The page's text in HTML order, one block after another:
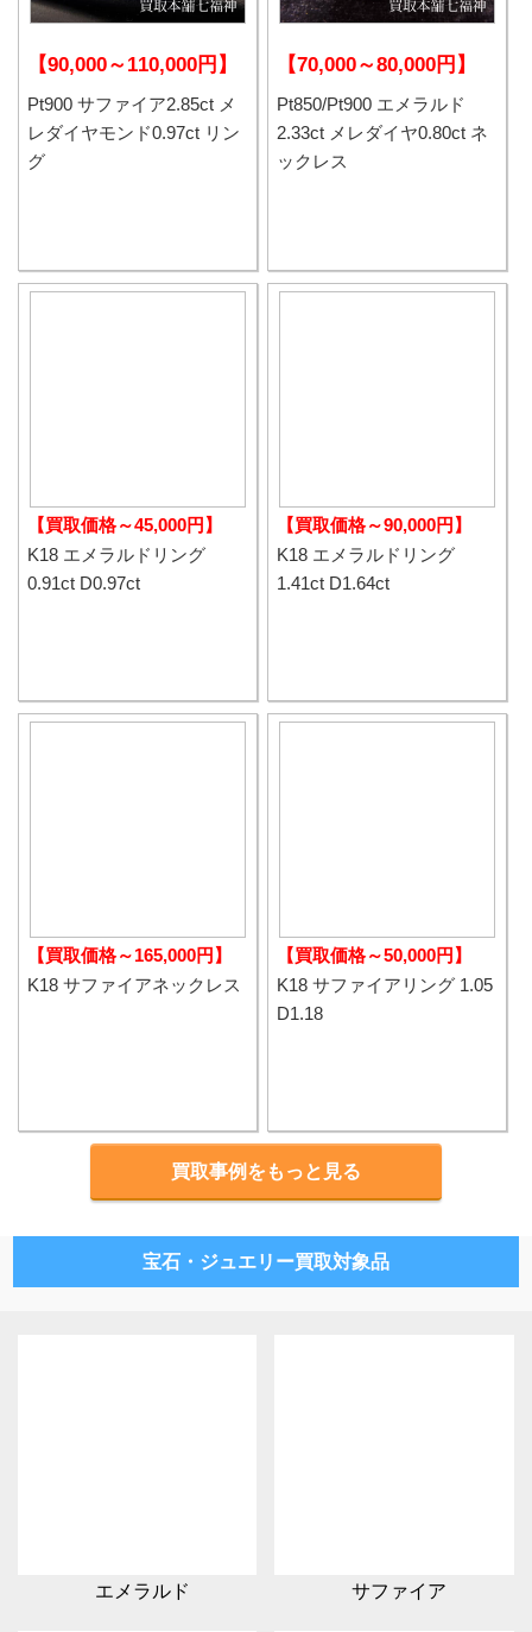
【90,000～110,000円】
Pt900 サファイア2.85ct メ
レダイヤモンド0.97ct リン
グ
【70,000～80,000円】
Pt850/Pt900 エメラルド
2.33ct メレダイヤ0.80ct ネ
ックレス
【買取価格～45,000円】
K18 エメラルドリング
0.91ct D0.97ct
【買取価格～90,000円】
K18 エメラルドリング
1.41ct D1.64ct
【買取価格～165,000円】
K18 サファイアネックレス
【買取価格～50,000円】
K18 サファイアリング 1.05
D1.18
買取事例をもっと見る
宝石・ジュエリー買取対象品
エメラルド サファイア